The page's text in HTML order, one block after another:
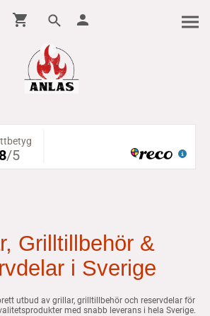
Grilltillbehör &
i Sverige
utbud av grillar, grilltillbehör och reservdelar för
med snabb leverans i hela Sverige.